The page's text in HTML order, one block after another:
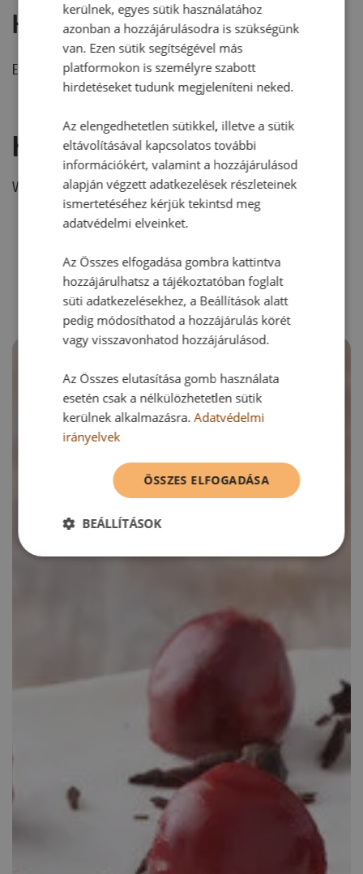
Hozzászólások
Ehhez a recepthez még nem érkezett hozzászólás.
Hozzászólás írása
Vélemény írásához, kérjük,jelentkezz be!
RECEPTAJÁNLÓ
kerülnek, egyes sütik használatához
azonban a hozzájárulásodra is szükségünk
van. Ezen sütik segítségével más
platformokon is személyre szabott
hirdetéseket tudunk megjeleníteni neked.
Az elengedhetetlen sütikkel, illetve a sütik
eltávolításával kapcsolatos további
információkért, valamint a hozzájárulásod
alapján végzett adatkezelések részleteinek
ismertetéséhez kérjük tekintsd meg
adatvédelmi elveinket.
Az Összes elfogadása gombra kattintva
hozzájárulhatsz a tájékoztatóban foglalt
süti adatkezelésekhez, a Beállítások alatt
pedig módosíthatod a hozzájárulás körét
vagy visszavonhatod hozzájárulásod.
Az Összes elutasítása gomb használata
esetén csak a nélkülözhetetlen sütik
kerülnek alkalmazásra.Adatvédelmi
irányelvek
ÖSSZES ELFOGADÁSA
BEÁLLÍTÁSOK